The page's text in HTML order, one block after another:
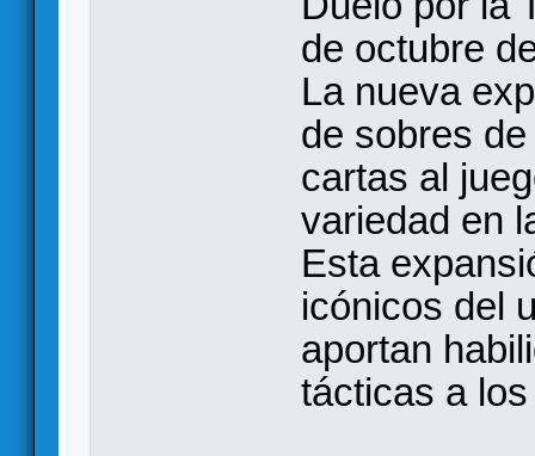
de octubre
La nueva
de sobres
cartas al
variedad en
Esta
icónicos del
aportan
tácticas a